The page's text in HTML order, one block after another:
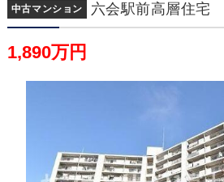
中古マンション 六会駅前高層住宅
1,890万円